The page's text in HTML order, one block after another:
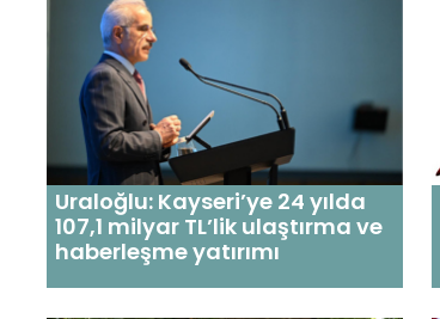
Uraloğlu: Kayseri’ye 24 yılda
107,1 milyar TL’lik ulaştırma ve
haberleşme yatırımı